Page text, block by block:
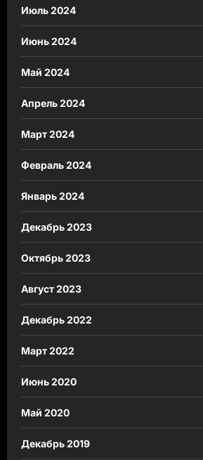
Июль 2024
Июнь 2024
Май 2024
Апрель 2024
Март 2024
Февраль 2024
Январь 2024
Декабрь 2023
Октябрь 2023
Август 2023
Декабрь 2022
Март 2022
Июнь 2020
Май 2020
Декабрь 2019